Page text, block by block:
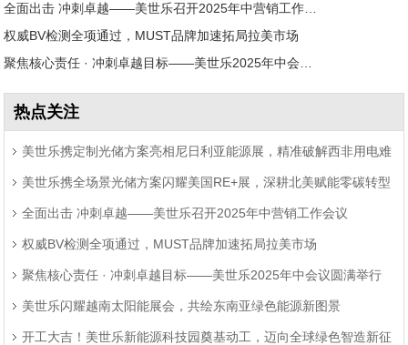
全面出击 冲刺卓越——美世乐召开2025年中营销工作会议
权威BV检测全项通过，MUST品牌加速拓局拉美市场
聚焦核心责任 · 冲刺卓越目标——美世乐2025年中会议圆满举行
热点关注
美世乐携定制光储方案亮相尼日利亚能源展，精准破解西非用电难
题 美世乐携全场景光储方案闪耀美国RE+展，深耕北美赋能零碳转型
全面出击 冲刺卓越——美世乐召开2025年中营销工作会议
权威BV检测全项通过，MUST品牌加速拓局拉美市场
聚焦核心责任 · 冲刺卓越目标——美世乐2025年中会议圆满举行
美世乐闪耀越南太阳能展会，共绘东南亚绿色能源新图景
开工大吉！美世乐新能源科技园奠基动工，迈向全球绿色智造新征